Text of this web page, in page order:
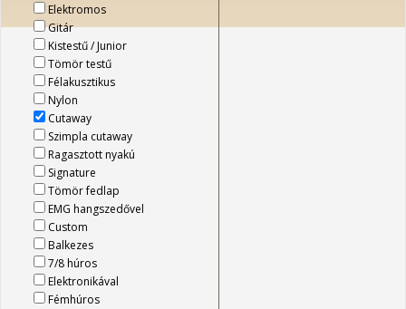
Elektromos
Gitár
Kistestű / Junior
Tömör testű
Félakusztikus
Nylon
Cutaway
Szimpla cutaway
Ragasztott nyakú
Signature
Tömör fedlap
EMG hangszedővel
Custom
Balkezes
7/8 húros
Elektronikával
Fémhúros